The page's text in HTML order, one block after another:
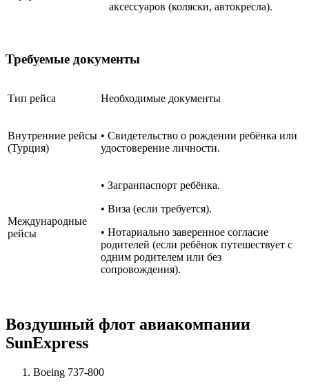
аксессуаров (коляски, автокресла).
Требуемые документы
Тип рейса Необходимые документы
Внутренние рейсы
(Турция)
• Свидетельство о рождении ребёнка или
удостоверение личности.
Международные
рейсы
• Загранпаспорт ребёнка.
• Виза (если требуется).
• Нотариально заверенное согласие
родителей (если ребёнок путешествует с
одним родителем или без
сопровождения).
Воздушный флот авиакомпании
SunExpress
Boeing 737-800